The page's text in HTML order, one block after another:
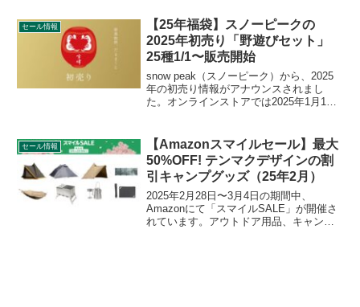
詳細をレビューします。アイキャッチ画
像出...
セール情報
【25年福袋】スノーピークの
2025年初売り「野遊びセット」
25種1/1〜販売開始
snow peak（スノーピーク）から、2025
年の初売り情報がアナウンスされまし
た。オンラインストアでは2025年1月1日
売されます。詳細をレビューします。
セール情報
【Amazonスマイルセール】最大
50%OFF! テンマクデザインの割
引キャンプグッズ（25年2月）
2025年2月28日〜3月4日の期間中、
Amazonにて「スマイルSALE」が開催さ
れています。アウトドア用品、キャンプ